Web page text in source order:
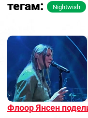
тегам:
Nightwish
Флоор Янсен